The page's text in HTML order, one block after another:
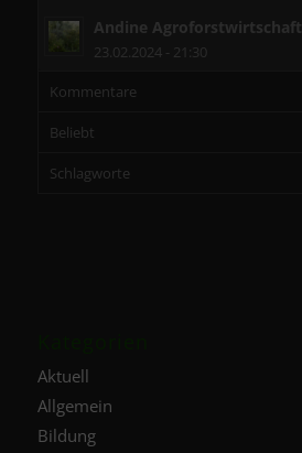
Andine Agroforstwirtschaft
23.02.2024 - 21:30
Kommentare
Beliebt
Schlagworte
Aktuell
Allgemein
Bildung